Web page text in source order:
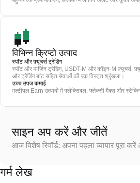
विभिन्न क्रिप्टो उत्पाद
स्पॉट और फ़्यूचर्स ट्रेडिंग
स्पॉट और मार्जिन ट्रेडिंग, USDT-M और कॉइन-M फ़्यूचर्स,
और ट्रेडिंग बॉट सहित सेवाओं की एक विस्तृत श्रृंखला।
उच्च उपज कमाई
मल्टीपल Earn उत्पादों में फ्लेक्सिबल, फ्लेक्सी मैक्स और
साइन अप करें और जीतें
आज विशेष रिवॉर्ड: अपना पहला व्यापार पूरा
गर्म लेख